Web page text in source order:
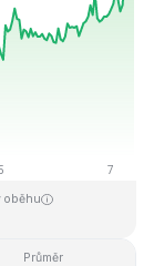
oběhu
Průměr